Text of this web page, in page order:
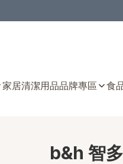
家居清潔用品品牌專區 食
b&h 智